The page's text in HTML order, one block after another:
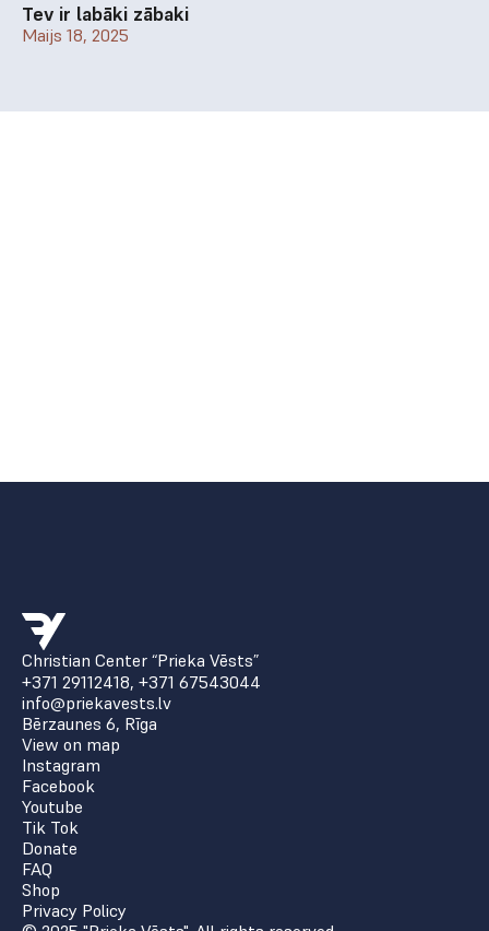
Tev ir labāki zābaki
Maijs 18, 2025
Christian Center “Prieka Vēsts”
+371 29112418, +371 67543044
info@priekavests.lv
Bērzaunes 6, Rīga
View on map
Instagram
Facebook
Youtube
Tik Tok
Donate
FAQ
Shop
Privacy Policy